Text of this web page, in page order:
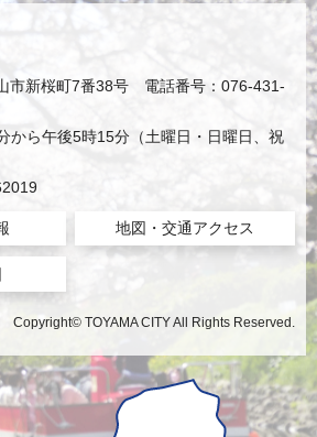
市新桜町7番38号 電話番号：076-431-
から午後5時15分（土曜日・日曜日、祝
地図・交通アクセス
Copyright© TOYAMA CITY All Rights Reserved.